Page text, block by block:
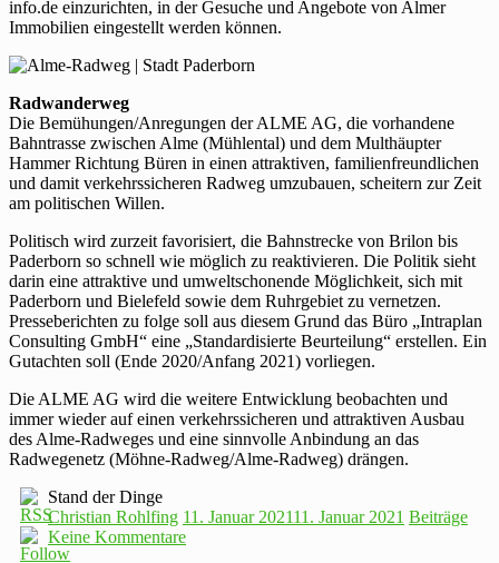
info.de einzurichten, in der Gesuche und Angebote von Almer
Immobilien eingestellt werden können.
Radwanderweg
Die Bemühungen/Anregungen der ALME AG, die vorhandene
Bahntrasse zwischen Alme (Mühlental) und dem Multhäupter
Hammer Richtung Büren in einen attraktiven, familienfreundlichen
und damit verkehrssicheren Radweg umzubauen, scheitern zur Zeit
am politischen Willen.
Politisch wird zurzeit favorisiert, die Bahnstrecke von Brilon bis
Paderborn so schnell wie möglich zu reaktivieren. Die Politik sieht
darin eine attraktive und umweltschonende Möglichkeit, sich mit
Paderborn und Bielefeld sowie dem Ruhrgebiet zu vernetzen.
Presseberichten zu folge soll aus diesem Grund das Büro „Intraplan
Consulting GmbH“ eine „Standardisierte Beurteilung“ erstellen. Ein
Gutachten soll (Ende 2020/Anfang 2021) vorliegen.
Die ALME AG wird die weitere Entwicklung beobachten und
immer wieder auf einen verkehrssicheren und attraktiven Ausbau
des Alme-Radweges und eine sinnvolle Anbindung an das
Radwegenetz (Möhne-Radweg/Alme-Radweg) drängen.
Stand der Dinge
Christian Rohlfing 11. Januar 202111. Januar 2021 Beiträge
Keine Kommentare